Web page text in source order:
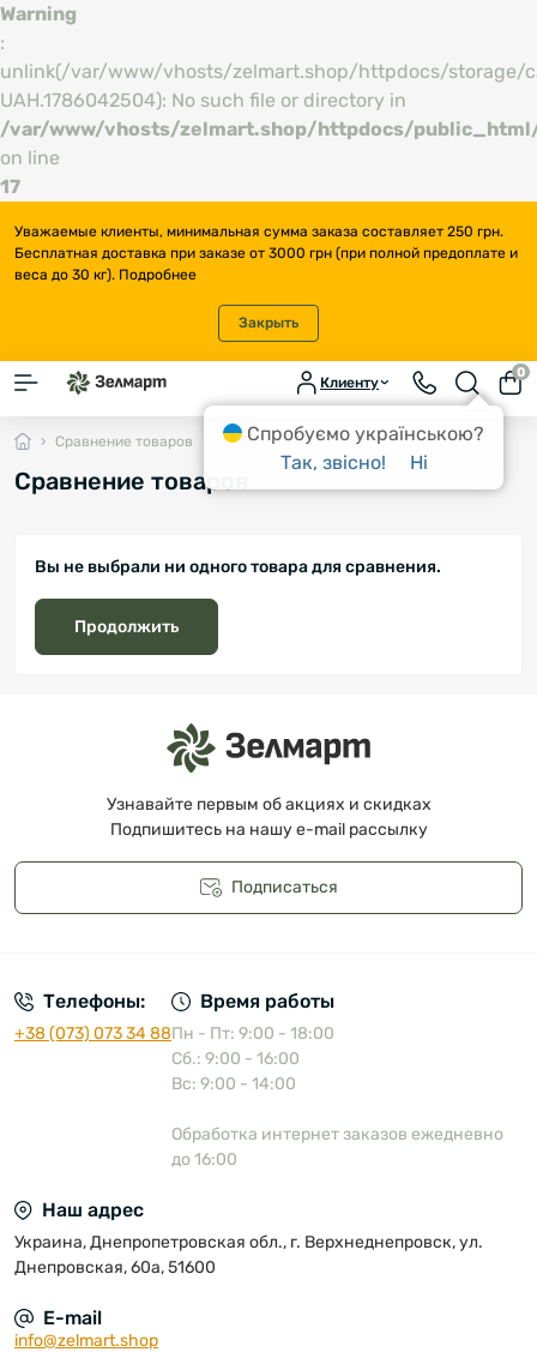
Warning
:
unlink(/var/www/vhosts/zelmart.shop/httpdocs/storage/
UAH.1786042504): No such file or directory in
/var/www/vhosts/zelmart.shop/httpdocs/
on line
17
Уважаемые клиенты, минимальная сумма заказа составляет 250 грн.
Бесплатная доставка при заказе от 3000 грн (при полной предоплате и
веса до 30 кг). Подробнее
Закрыть
Клиенту
0
Сравнение товаров
Сравнение товаров
Вы не выбрали ни одного товара для сравнения.
Продолжить
Узнавайте первым об акциях и скидках
Подпишитесь на нашу e-mail рассылку
Подписаться
Телефоны:
+38 (073) 073 34 88
Время работы
Пн - Пт: 9:00 - 18:00
Сб.: 9:00 - 16:00
Вс: 9:00 - 14:00
Обработка интернет заказов ежедневно
до 16:00
Наш адрес
Украина, Днепропетровская обл., г. Верхнеднепровск, ул.
Днепровская, 60а, 51600
E-mail
info@zelmart.shop
Спробуємо українською?
Так, звісно!
Ні